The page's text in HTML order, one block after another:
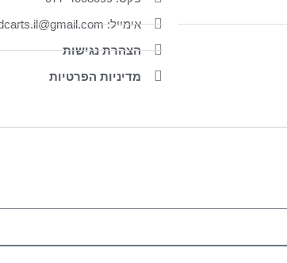
אימייל: foodcarts.il@gmail.com
הצהרת נגישות
מדיניות הפרטיות